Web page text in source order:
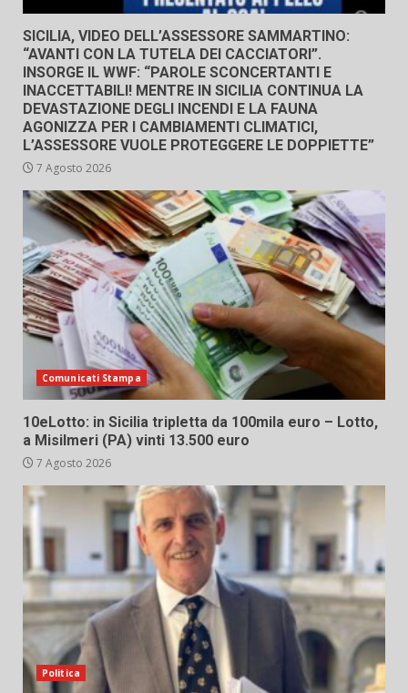
SICILIA, VIDEO DELL’ASSESSORE SAMMARTINO:
“AVANTI CON LA TUTELA DEI CACCIATORI”.
INSORGE IL WWF: “PAROLE SCONCERTANTI E
INACCETTABILI! MENTRE IN SICILIA CONTINUA LA
DEVASTAZIONE DEGLI INCENDI E LA FAUNA
AGONIZZA PER I CAMBIAMENTI CLIMATICI,
L’ASSESSORE VUOLE PROTEGGERE LE DOPPIETTE”
7 Agosto 2026
Comunicati Stampa
10eLotto: in Sicilia tripletta da 100mila euro – Lotto,
a Misilmeri (PA) vinti 13.500 euro
7 Agosto 2026
Politica